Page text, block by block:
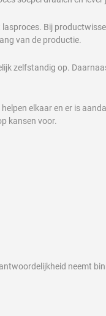
Bij
van de productie.
zelfstandig op.
elkaar en er is
kansen voor.
neemt